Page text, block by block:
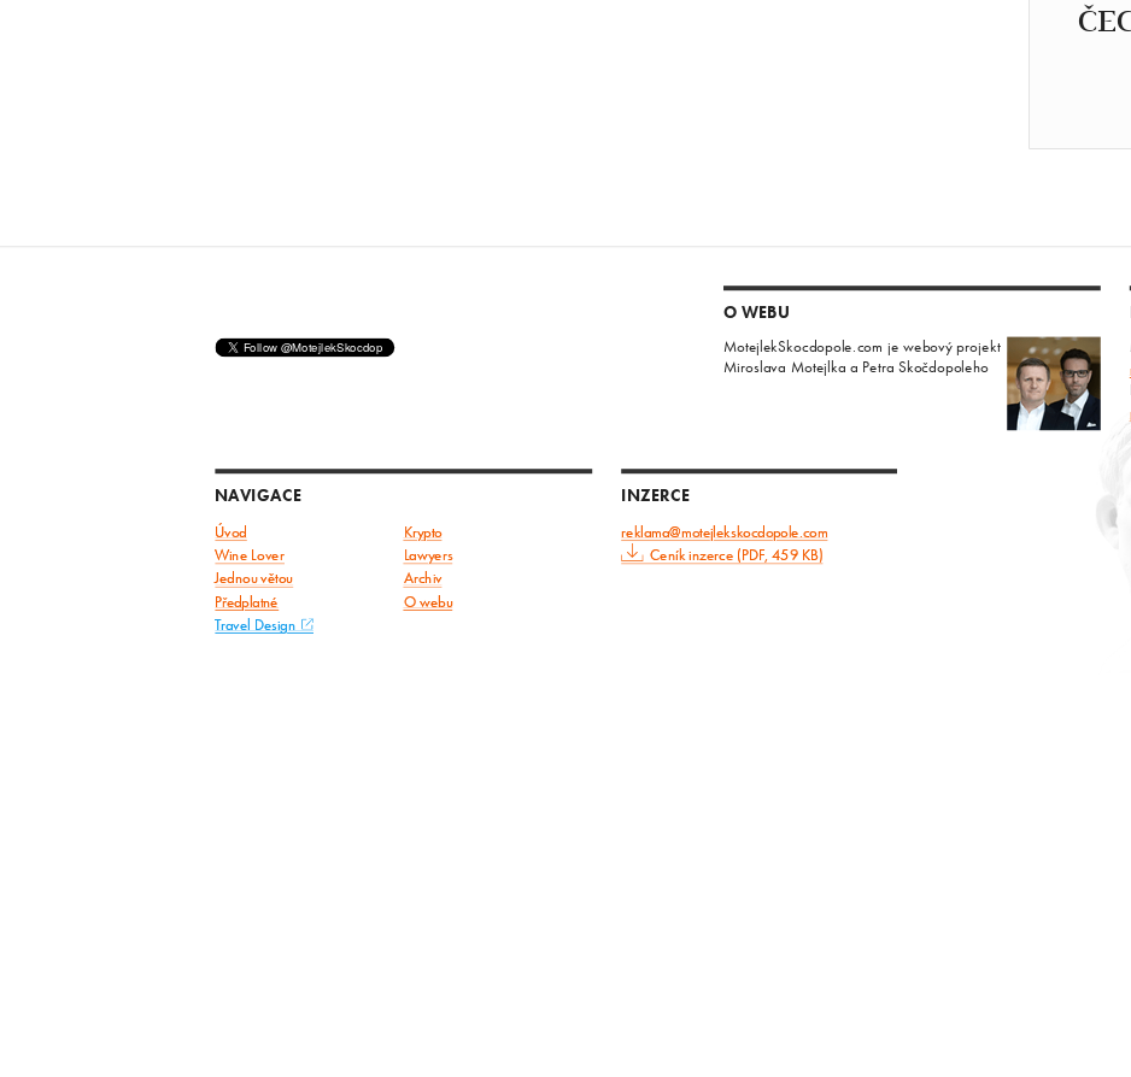
O WEBU
MotejlekSkocdopole.com je webový projekt
Miroslava Motejlka a Petra Skočdopoleho
NAVIGACE
Úvod Krypto
Wine Lover
Lawyers
Jednou větou
Archiv
Předplatné O webu
Travel Design
INZERCE
reklama@motejlekskocdopole.com
Ceník inzerce (PDF, 459 KB)